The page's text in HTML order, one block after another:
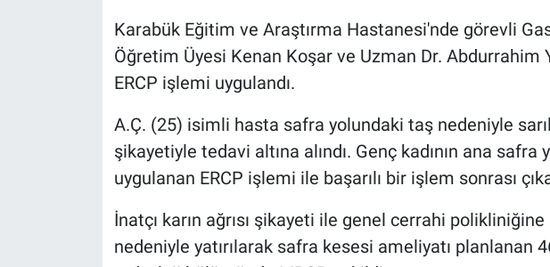
Karabük Eğitim ve Araştırma Hastanesi'nde görevli
Öğretim Üyesi Kenan Koşar ve Uzman Dr. Abdurrahim
ERCP işlemi uygulandı.
A.Ç. (25) isimli hasta safra yolundaki taş nedeniyle
şikayetiyle tedavi altına alındı. Genç kadının ana safra
uygulanan ERCP işlemi ile başarılı bir işlem sonrası
İnatçı karın ağrısı şikayeti ile genel cerrahi
nedeniyle yatırılarak safra kesesi ameliyatı planlanan